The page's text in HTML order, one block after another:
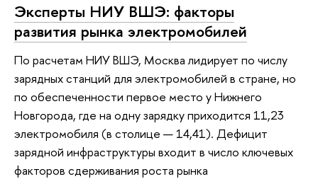
Эксперты НИУ ВШЭ: факторы
развития рынка электромобилей
По расчетам НИУ ВШЭ, Москва лидирует по числу
зарядных станций для электромобилей в стране, но
по обеспеченности первое место у Нижнего
Новгорода, где на одну зарядку приходится 11,23
электромобиля (в столице — 14,41). Дефицит
зарядной инфраструктуры входит в число ключевых
факторов сдерживания роста рынка